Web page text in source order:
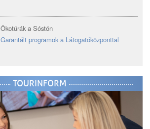
Ökotúrák a Sóstón
Garantált programok a Látogatóközponttal
TOURINFORM